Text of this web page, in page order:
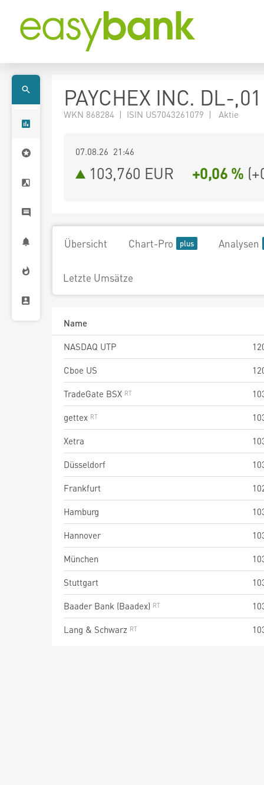
PAYCHEX INC. DL-,01
WKN 868284 | ISIN US7043261079 | Aktie
07.08.26 21:46
103,760 EUR +0,06 % (
Übersicht Chart-Pro Analysen
Letzte Umsätze
Name
NASDAQ UTP
Cboe US
TradeGate BSX
gettex
Xetra
Düsseldorf
Frankfurt
Hamburg
Hannover
München
Stuttgart
Baader Bank (Baadex)
Lang & Schwarz